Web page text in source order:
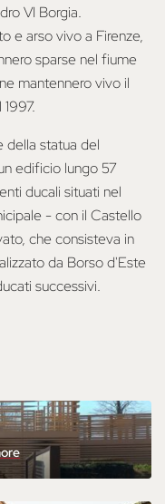
VI Borgia.
e arso vivo a Firenze,
sparse nel fiume
mantennero vivo il
della statua del
edificio lungo 57
ducali situati nel
- con il Castello
che consisteva in
da Borso d'Este
successivi.